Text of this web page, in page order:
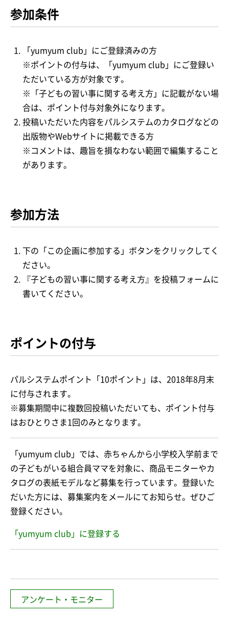
参加条件
「yumyum club」にご登録済みの方
※ポイントの付与は、「yumyum club」にご登録い
ただいている方が対象です。
※「子どもの習い事に関する考え方」に記載がない場
合は、ポイント付与対象外になります。
投稿いただいた内容をパルシステムのカタログなどの
出版物やWebサイトに掲載できる方
※コメントは、趣旨を損なわない範囲で編集すること
があります。
参加方法
下の「この企画に参加する」ボタンをクリックしてく
ださい。
『子どもの習い事に関する考え方』を投稿フォームに
書いてください。
ポイントの付与
パルシステムポイント「10ポイント」は、2018年8月末
に付与されます。
※募集期間中に複数回投稿いただいても、ポイント付与
はおひとりさま1回のみとなります。
「yumyum club」では、赤ちゃんから小学校入学前まで
の子どもがいる組合員ママを対象に、商品モニターやカ
タログの表紙モデルなど募集を行っています。登録いた
だいた方には、募集案内をメールにてお知らせ。ぜひご
登録ください。
「yumyum club」に登録する
アンケート・モニター